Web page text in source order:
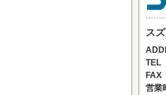
ス
TEL
FAX
営業